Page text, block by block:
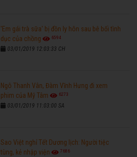
'Em gái trà sữa' bị đồn ly hôn sau bê bối tình
dục của chồng
6594
03/01/2019 12:03:33 CH
Ngô Thanh Vân, Đàm Vĩnh Hưng đi xem
phim của Mỹ Tâm
6273
03/01/2019 11:03:00 SA
Sao Việt nghỉ Tết Dương lịch: Người tiệc
tùng, kẻ nhập viện
7686